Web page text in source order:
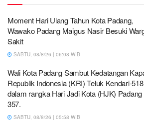
Moment Hari Ulang Tahun Kota Padang,
Wawako Padang Maigus Nasir Besuki
Sakit
SABTU, 08/8/26 | 06:08 WIB
Wali Kota Padang Sambut Kedatangan
Republik Indonesia (KRI) Teluk Kendari-518
dalam rangka Hari Jadi Kota (HJK)
357.
SABTU, 08/8/26 | 05:58 WIB